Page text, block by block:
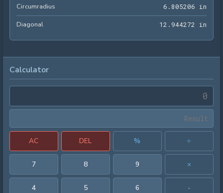
Circumradius 6 . 805206 in
Diagonal 12 . 944272 in
Calculator
AC DEL % ÷
7 8 9 ×
4 5 6 -